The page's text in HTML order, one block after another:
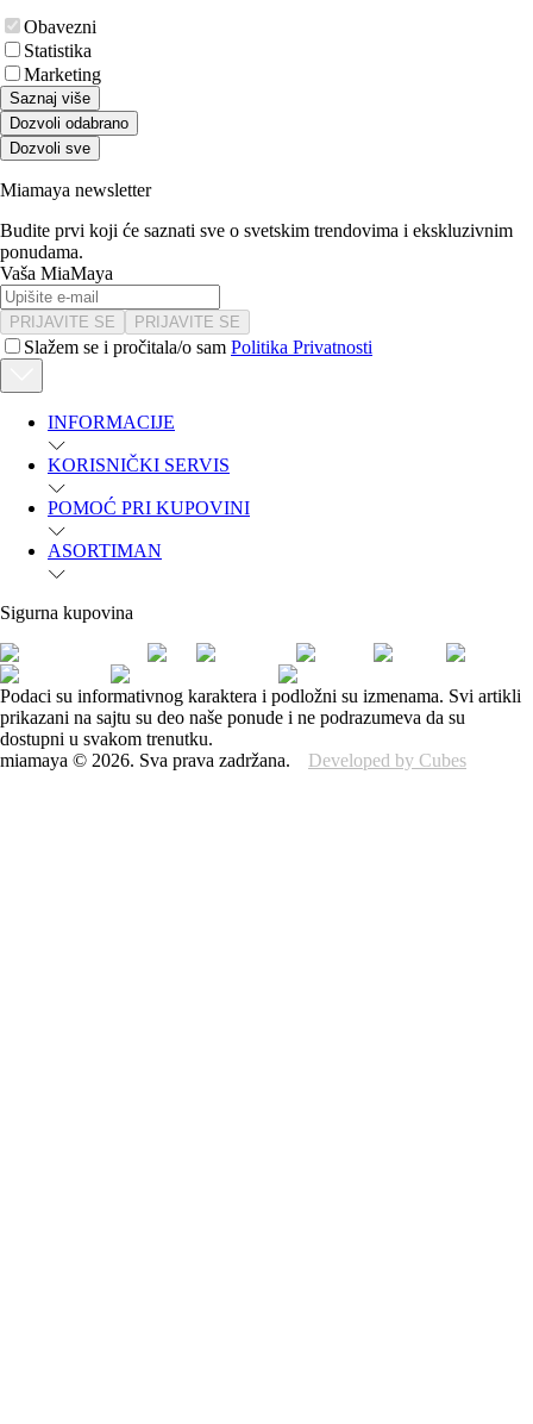
Obavezni
Statistika
Marketing
Saznaj više
Dozvoli odabrano
Dozvoli sve
Miamaya newsletter
Budite prvi koji će saznati sve o svetskim trendovima i ekskluzivnim
ponudama.
Vaša MiaMaya
PRIJAVITE SE PRIJAVITE SE
Slažem se i pročitala/o sam Politika Privatnosti
INFORMACIJE
KORISNIČKI SERVIS
POMOĆ PRI KUPOVINI
ASORTIMAN
Sigurna kupovina
Podaci su informativnog karaktera i podložni su izmenama. Svi artikli
prikazani na sajtu su deo naše ponude i ne podrazumeva da su
dostupni u svakom trenutku.
miamaya © 2026. Sva prava zadržana. Developed by Cubes